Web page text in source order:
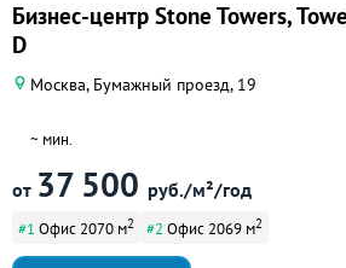
Бизнес-центр Stone Towers,
D
Москва, Бумажный проезд, 19
~ мин.
от 37 500 руб./м²/год
#1 Офис 2070 м2 #2 Офис 2069 м2